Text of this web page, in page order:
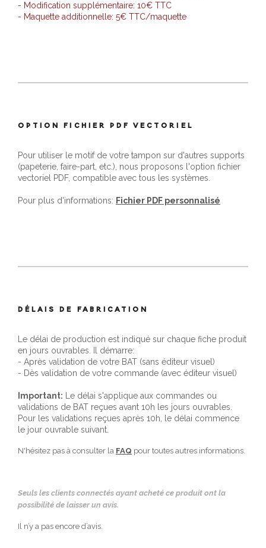
- Modification supplémentaire: 10€ TTC
- Maquette additionnelle: 5€ TTC/maquette
OPTION FICHIER PDF VECTORIEL
Pour utiliser le motif de votre tampon sur d'autres supports
(papeterie, faire-part, etc.), nous proposons l'option fichier
vectoriel PDF, compatible avec tous les systèmes.
Pour plus d'informations: Fichier PDF personnalisé
DÉLAIS DE FABRICATION
Le délai de production est indiqué sur chaque fiche produit
en jours ouvrables. Il démarre:
- Après validation de votre BAT (sans éditeur visuel)
- Dès validation de votre commande (avec éditeur visuel)
Important: Le délai s'applique aux commandes ou
validations de BAT reçues avant 10h les jours ouvrables.
Pour les validations reçues après 10h, le délai commence
le jour ouvrable suivant.
N'hésitez pas à consulter la FAQ pour toutes autres informations.
Seuls les clients connectés ayant acheté ce produit ont la
possibilité de laisser un avis.
Il n’y a pas encore d’avis.